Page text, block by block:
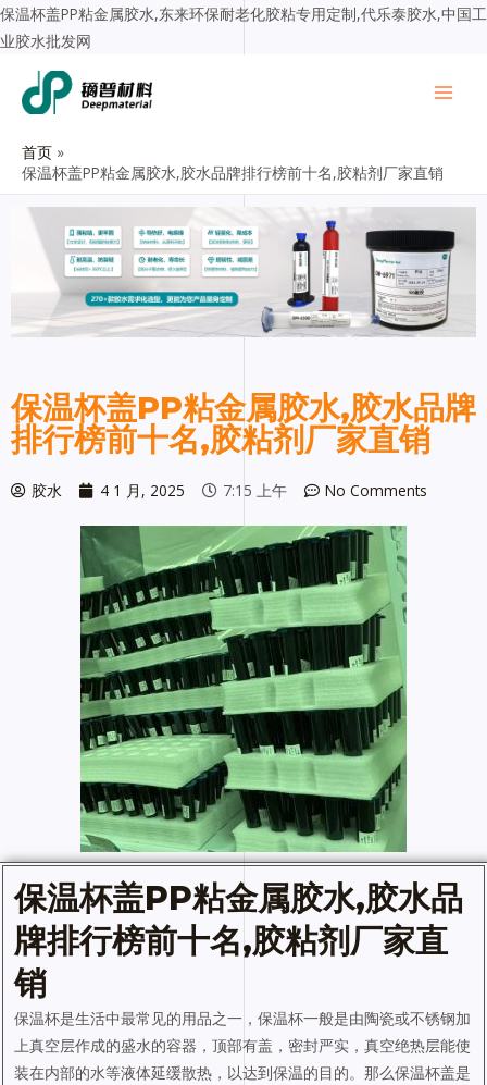
保温杯盖PP粘金属胶水,东来环保耐老化胶粘专用定制,代乐泰胶水,中国工
业胶水批发网
首页
保温杯盖PP粘金属胶水,胶水品牌排行榜前十名,胶粘剂厂家直销
保温杯盖PP粘金属胶水,胶水品牌
排行榜前十名,胶粘剂厂家直销
胶水 4 1 月, 2025 7:15 上午 No Comments
保温杯盖PP粘金属胶水,胶水品
牌排行榜前十名,胶粘剂厂家直
销
保温杯是生活中最常见的用品之一，保温杯一般是由陶瓷或不锈钢加
上真空层作成的盛水的容器，顶部有盖，密封严实，真空绝热层能使
装在内部的水等液体延缓散热，以达到保温的目的。那么保温杯盖是